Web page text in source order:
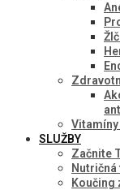
SLUŽBY
Začnite
Nutričná
Koučing